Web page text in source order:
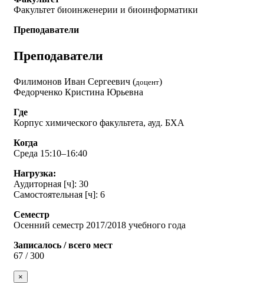
Факультет биоинженерии и биоинформатики
Преподаватели
Преподаватели
Филимонов Иван Сергеевич (доцент)
Федорченко Кристина Юрьевна
Где
Корпус химического факультета, ауд. БХА
Когда
Среда 15:10–16:40
Нагрузка:
Аудиторная [ч]: 30
Самостоятельная [ч]: 6
Семестр
Осенний семестр 2017/2018 учебного года
Записалось / всего мест
67 / 300
×